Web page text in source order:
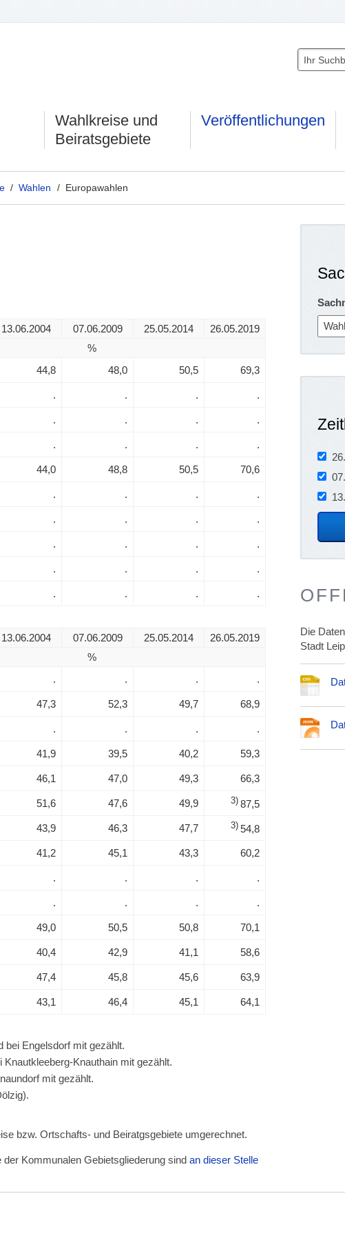
Wahlkreise und
Beiratsgebiete
Veröffentlichungen
/Wahlen / Europawahlen
13.06.2004 07.06.2009 25.05.2014
26.05.2019
%
44,8 48,0 50,5 69,3
. . . .
. . . .
. . . .
44,0 48,8 50,5 70,6
. . . .
. . . .
. . . .
. . . .
. . . .
13.06.2004 07.06.2009 25.05.2014
26.05.2019
%
. . . .
47,3 52,3 49,7 68,9
. . . .
41,9 39,5 40,2 59,3
46,1 47,0 49,3 66,3
51,6 47,6 49,9 3) 87,5
43,9 46,3 47,7 3) 54,8
41,2 45,1 43,3 60,2
. . . .
. . . .
49,0 50,5 50,8 70,1
40,4 42,9 41,1 58,6
47,4 45,8 45,6 63,9
43,1 46,4 45,1 64,1
bei Engelsdorf mit gezählt.
Knauthain mit gezählt.
mit gezählt.
bzw. Ortschafts- und Beiratgsgebiete umgerechnet.
Kommunalen Gebietsgliederung sind an dieser Stelle
Die
Stadt